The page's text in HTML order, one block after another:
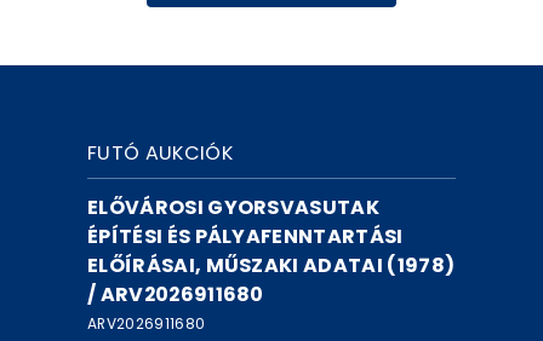
FUTÓ AUKCIÓK
ELŐVÁROSI GYORSVASUTAK
ÉPÍTÉSI ÉS PÁLYAFENNTARTÁSI
ELŐÍRÁSAI, MŰSZAKI ADATAI (1978)
/ ARV2026911680
ARV2026911680